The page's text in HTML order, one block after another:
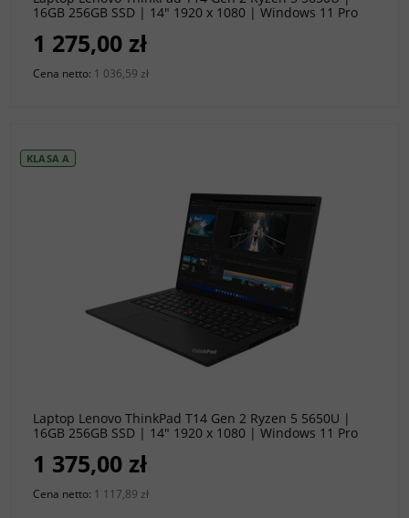
16GB 256GB SSD | 14" 1920 x 1080 | Windows 11 Pro
1 275,00 zł
Cena netto: 1 036,59 zł
Laptop Lenovo ThinkPad T14 Gen 2 Ryzen 5 5650U |
16GB 256GB SSD | 14" 1920 x 1080 | Windows 11 Pro
1 375,00 zł
Cena netto: 1 117,89 zł
do koszyka
KLASA A